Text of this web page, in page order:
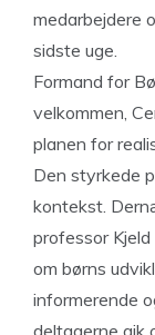
medarbejdere
sidste uge.
Formand for
velkommen,
planen for
Den styrkede
kontekst.
professor
om børns
informerende
deltagerne gik